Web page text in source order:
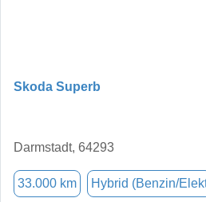
Skoda Superb
Darmstadt, 64293
33.000 km Hybrid (Benzin/